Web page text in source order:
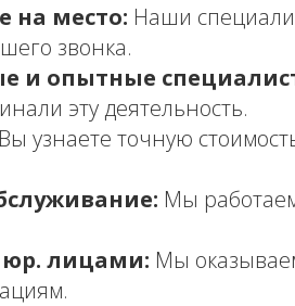
на место: Наши
звонка.
и опытные
эту деятельность.
Вы узнаете точную
Мы
юр. лицами: Мы